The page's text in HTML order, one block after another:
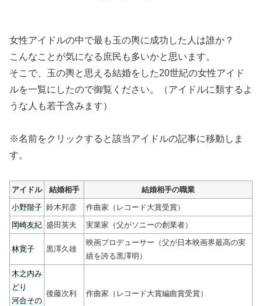
女性アイドルの中で最も玉の輿に成功した人は誰か？
こんなことが気になる庶民も多いかと思います。
そこで、玉の輿と思える結婚をした20世紀の女性アイド
ルを一覧にしたので御覧ください。（アイドルに類するよ
うな人も若干含みます）
※名前をクリックすると該当アイドルの記事に移動しま
す。
アイドル 結婚相手
結婚相手の職業
小野階子 鈴木邦彦
作曲家（レコード大賞受賞）
岡崎友紀 盛田英夫 実業家（父がソニーの創業者）
林寛子 黒澤久雄
映画プロデューサー（父が日本映画界最高の実
績を誇る黒澤明）
木之内み
どり
河合その
後藤次利 作曲家（レコード大賞編曲賞受賞）